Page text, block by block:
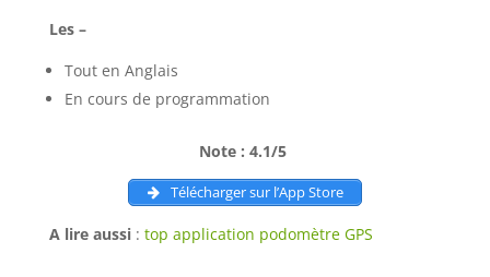
Les –
Tout en Anglais
En cours de programmation
Note : 4.1/5
Télécharger sur l’App Store
A lire aussi: top application podomètre GPS